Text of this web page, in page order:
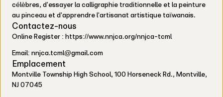
célèbres, d'essayer la calligraphie traditionnelle et la peinture
au pinceau et d'apprendre l'artisanat artistique taïwanais.
Contactez-nous
Online Register : https://www.nnjca.org/nnjca-tcml
Email: nnjca.tcml@gmail.com
Emplacement
Montville Township High School, 100 Horseneck Rd., Montville,
NJ 07045